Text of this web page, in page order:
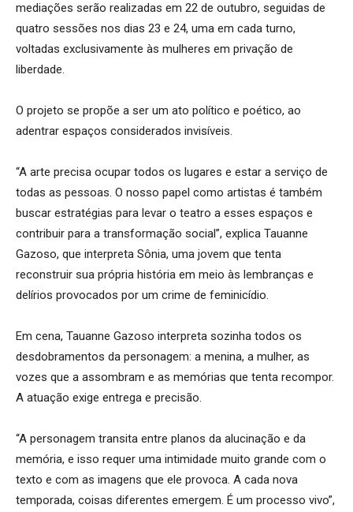
mediações serão realizadas em 22 de outubro, seguidas de
quatro sessões nos dias 23 e 24, uma em cada turno,
voltadas exclusivamente às mulheres em privação de
liberdade.
O projeto se propõe a ser um ato político e poético, ao
adentrar espaços considerados invisíveis.
“A arte precisa ocupar todos os lugares e estar a serviço de
todas as pessoas. O nosso papel como artistas é também
buscar estratégias para levar o teatro a esses espaços e
contribuir para a transformação social”, explica Tauanne
Gazoso, que interpreta Sônia, uma jovem que tenta
reconstruir sua própria história em meio às lembranças e
delírios provocados por um crime de feminicídio.
Em cena, Tauanne Gazoso interpreta sozinha todos os
desdobramentos da personagem: a menina, a mulher, as
vozes que a assombram e as memórias que tenta recompor.
A atuação exige entrega e precisão.
“A personagem transita entre planos da alucinação e da
memória, e isso requer uma intimidade muito grande com o
texto e com as imagens que ele provoca. A cada nova
temporada, coisas diferentes emergem. É um processo vivo”,